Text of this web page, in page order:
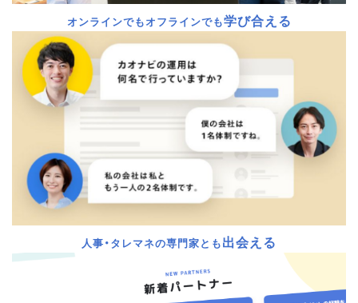
オンラインでもオフラインでも学び合える
人事・タレマネの専門家とも出会える